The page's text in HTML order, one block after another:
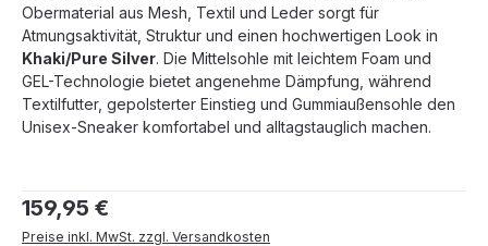
Obermaterial aus Mesh, Textil und Leder sorgt für
Atmungsaktivität, Struktur und einen hochwertigen Look in
Khaki/Pure Silver. Die Mittelsohle mit leichtem Foam und
GEL-Technologie bietet angenehme Dämpfung, während
Textilfutter, gepolsterter Einstieg und Gummiaußensohle den
Unisex-Sneaker komfortabel und alltagstauglich machen.
Regulärer Preis:
159,95 €
Preise inkl. MwSt. zzgl. Versandkosten